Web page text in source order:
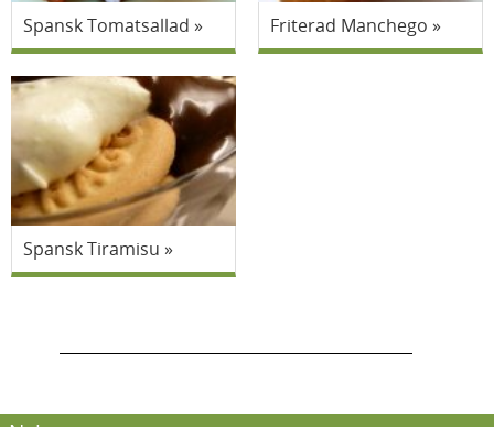
Spansk Tomatsallad Friterad Manchego
Spansk Tiramisu